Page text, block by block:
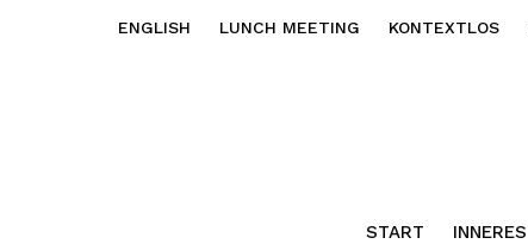
ENGLISH LUNCH MEETING KONTEXTLOS
START INNERES